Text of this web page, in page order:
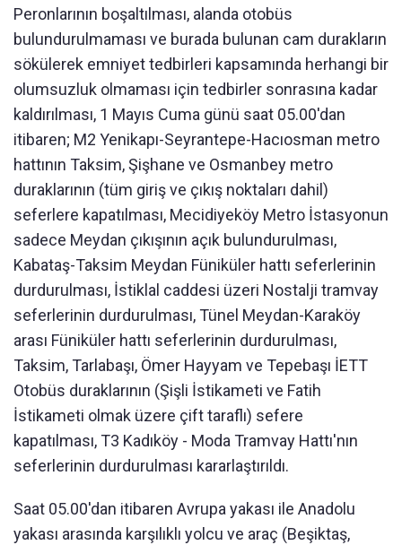
Peronlarının boşaltılması, alanda otobüs
bulundurulmaması ve burada bulunan cam durakların
sökülerek emniyet tedbirleri kapsamında herhangi bir
olumsuzluk olmaması için tedbirler sonrasına kadar
kaldırılması, 1 Mayıs Cuma günü saat 05.00'dan
itibaren; M2 Yenikapı-Seyrantepe-Hacıosman metro
hattının Taksim, Şişhane ve Osmanbey metro
duraklarının (tüm giriş ve çıkış noktaları dahil)
seferlere kapatılması, Mecidiyeköy Metro İstasyonun
sadece Meydan çıkışının açık bulundurulması,
Kabataş-Taksim Meydan Füniküler hattı seferlerinin
durdurulması, İstiklal caddesi üzeri Nostalji tramvay
seferlerinin durdurulması, Tünel Meydan-Karaköy
arası Füniküler hattı seferlerinin durdurulması,
Taksim, Tarlabaşı, Ömer Hayyam ve Tepebaşı İETT
Otobüs duraklarının (Şişli İstikameti ve Fatih
İstikameti olmak üzere çift taraflı) sefere
kapatılması, T3 Kadıköy - Moda Tramvay Hattı'nın
seferlerinin durdurulması kararlaştırıldı.
Saat 05.00'dan itibaren Avrupa yakası ile Anadolu
yakası arasında karşılıklı yolcu ve araç (Beşiktaş,